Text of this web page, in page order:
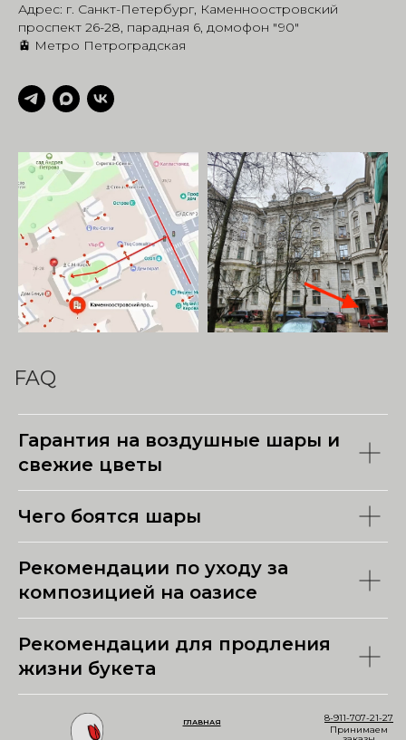
Адрес: г. Санкт-Петербург, Каменноостровский
проспект 26-28, парадная 6, домофон "90"
🚊 Метро Петроградская
FAQ
Гарантия на воздушные шары и
свежие цветы
Чего боятся шары
Рекомендации по уходу за
композицией на оазисе
Рекомендации для продления
жизни букета
ГЛАВНАЯ
8-911-707-21-27
Принимаем